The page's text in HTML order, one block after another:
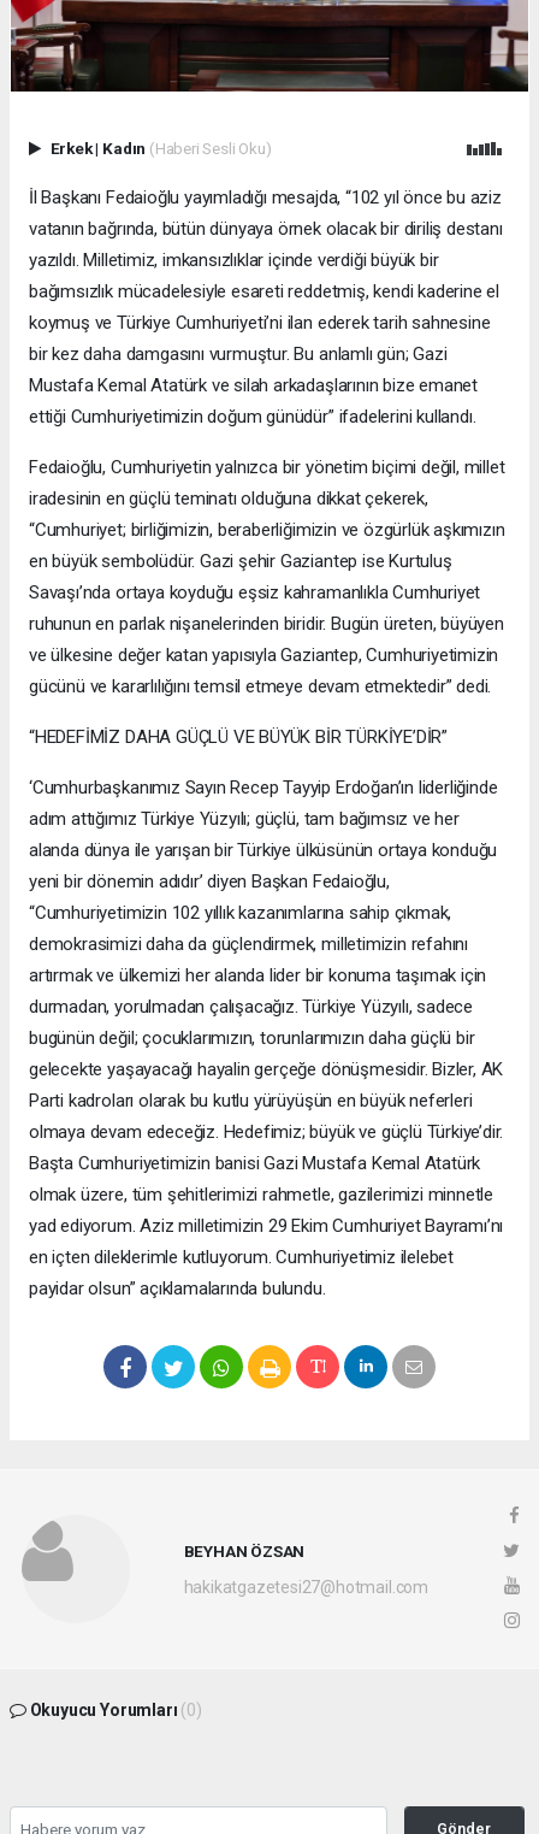
Erkek| Kadın (Haberi Sesli Oku)
İl Başkanı Fedaioğlu yayımladığı mesajda, “102 yıl önce bu aziz
vatanın bağrında, bütün dünyaya örnek olacak bir diriliş destanı
yazıldı. Milletimiz, imkansızlıklar içinde verdiği büyük bir
bağımsızlık mücadelesiyle esareti reddetmiş, kendi kaderine el
koymuş ve Türkiye Cumhuriyeti’ni ilan ederek tarih sahnesine
bir kez daha damgasını vurmuştur. Bu anlamlı gün; Gazi
Mustafa Kemal Atatürk ve silah arkadaşlarının bize emanet
ettiği Cumhuriyetimizin doğum günüdür” ifadelerini kullandı.
Fedaioğlu, Cumhuriyetin yalnızca bir yönetim biçimi değil, millet
iradesinin en güçlü teminatı olduğuna dikkat çekerek,
“Cumhuriyet; birliğimizin, beraberliğimizin ve özgürlük aşkımızın
en büyük sembolüdür. Gazi şehir Gaziantep ise Kurtuluş
Savaşı’nda ortaya koyduğu eşsiz kahramanlıkla Cumhuriyet
ruhunun en parlak nişanelerinden biridir. Bugün üreten, büyüyen
ve ülkesine değer katan yapısıyla Gaziantep, Cumhuriyetimizin
gücünü ve kararlılığını temsil etmeye devam etmektedir” dedi.
“HEDEFİMİZ DAHA GÜÇLÜ VE BÜYÜK BİR TÜRKİYE’DİR”
‘Cumhurbaşkanımız Sayın Recep Tayyip Erdoğan’ın liderliğinde
adım attığımız Türkiye Yüzyılı; güçlü, tam bağımsız ve her
alanda dünya ile yarışan bir Türkiye ülküsünün ortaya konduğu
yeni bir dönemin adıdır’ diyen Başkan Fedaioğlu,
“Cumhuriyetimizin 102 yıllık kazanımlarına sahip çıkmak,
demokrasimizi daha da güçlendirmek, milletimizin refahını
artırmak ve ülkemizi her alanda lider bir konuma taşımak için
durmadan, yorulmadan çalışacağız. Türkiye Yüzyılı, sadece
bugünün değil; çocuklarımızın, torunlarımızın daha güçlü bir
gelecekte yaşayacağı hayalin gerçeğe dönüşmesidir. Bizler, AK
Parti kadroları olarak bu kutlu yürüyüşün en büyük neferleri
olmaya devam edeceğiz. Hedefimiz; büyük ve güçlü Türkiye’dir.
Başta Cumhuriyetimizin banisi Gazi Mustafa Kemal Atatürk
olmak üzere, tüm şehitlerimizi rahmetle, gazilerimizi minnetle
yad ediyorum. Aziz milletimizin 29 Ekim Cumhuriyet Bayramı’nı
en içten dileklerimle kutluyorum. Cumhuriyetimiz ilelebet
payidar olsun” açıklamalarında bulundu.
BEYHAN ÖZSAN
hakikatgazetesi27@hotmail.com
Okuyucu Yorumları (0)
Gönder